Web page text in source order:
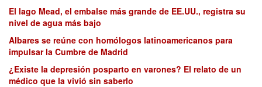
El lago Mead, el embalse más grande de EE.UU., registra su
nivel de agua más bajo
Albares se reúne con homólogos latinoamericanos para
impulsar la Cumbre de Madrid
¿Existe la depresión posparto en varones? El relato de un
médico que la vivió sin saberlo